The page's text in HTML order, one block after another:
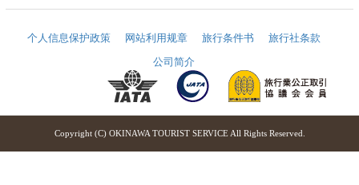
个人信息保护政策 网站利用规章 旅行条件书
旅行社条款
公司简介
Copyright (C) OKINAWA TOURIST SERVICE All Rights Reserved.